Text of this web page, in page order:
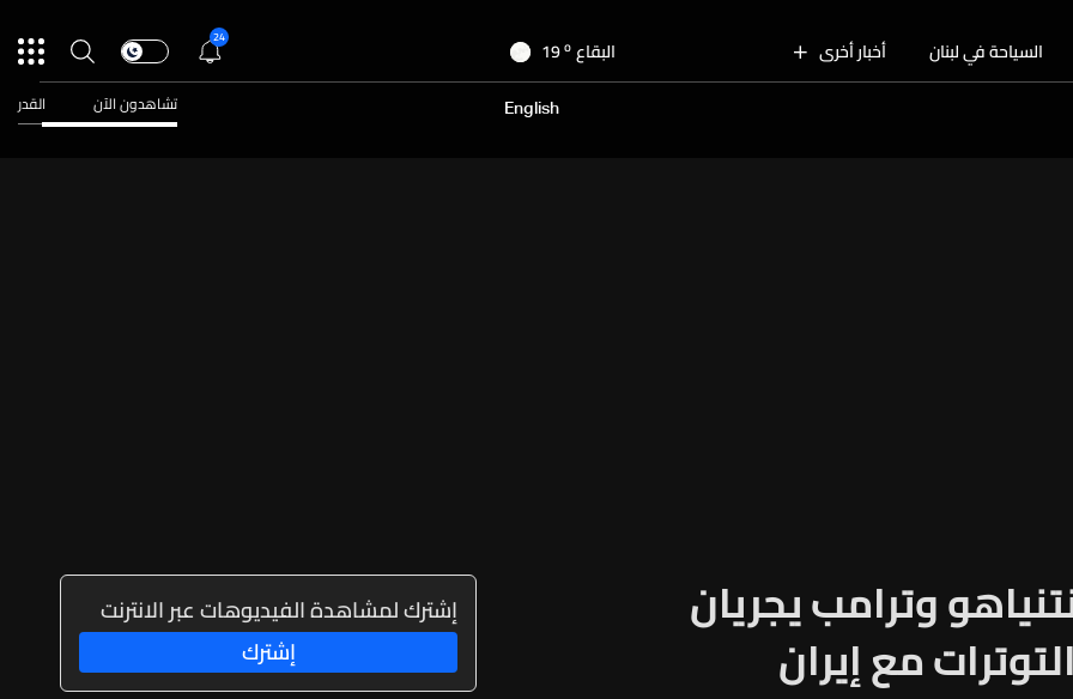
السياحة في لبنان أخبار أخرى البقاع 19o
الجنوب 24o
25
24
English تشاهدون الآن القدر
وترامب يجريان
مع إيران
إشترك لمشاهدة الفيديوهات عبر الانترنت
إشترك